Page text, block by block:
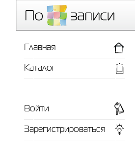
Главная
Каталог
Войти
Зарегистрироваться